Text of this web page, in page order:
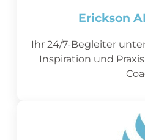
Erickson
Ihr 24/7-Begleiter
Inspiration und